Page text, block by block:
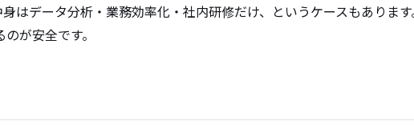
身はデータ分析・業務効率化・社内研修だけ、というケースもありま
が安全です。